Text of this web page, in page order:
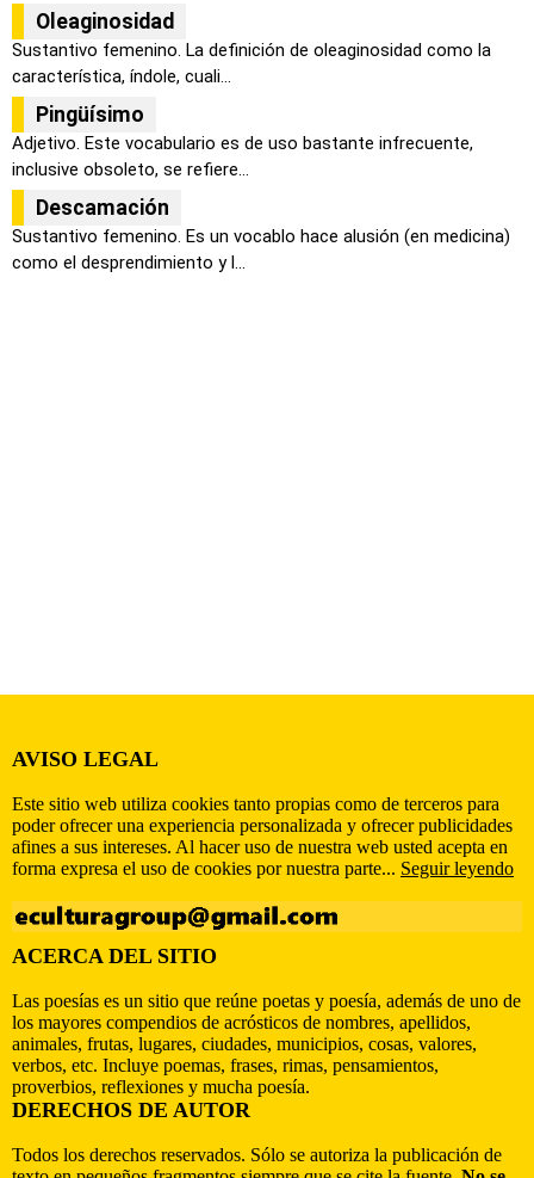
Oleaginosidad
Sustantivo femenino. La definición de oleaginosidad como la
característica, índole, cuali...
Pingüísimo
Adjetivo. Este vocabulario es de uso bastante infrecuente,
inclusive obsoleto, se refiere...
Descamación
Sustantivo femenino. Es un vocablo hace alusión (en medicina)
como el desprendimiento y l...
AVISO LEGAL
Este sitio web utiliza cookies tanto propias como de terceros para
poder ofrecer una experiencia personalizada y ofrecer publicidades
afines a sus intereses. Al hacer uso de nuestra web usted acepta en
forma expresa el uso de cookies por nuestra parte... Seguir leyendo
ACERCA DEL SITIO
Las poesías es un sitio que reúne poetas y poesía, además de uno de
los mayores compendios de acrósticos de nombres, apellidos,
animales, frutas, lugares, ciudades, municipios, cosas, valores,
verbos, etc. Incluye poemas, frases, rimas, pensamientos,
proverbios, reflexiones y mucha poesía.
DERECHOS DE AUTOR
Todos los derechos reservados. Sólo se autoriza la publicación de